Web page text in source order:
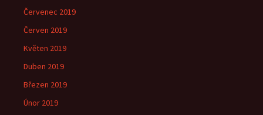
Červenec 2019
Červen 2019
Květen 2019
Duben 2019
Březen 2019
Únor 2019